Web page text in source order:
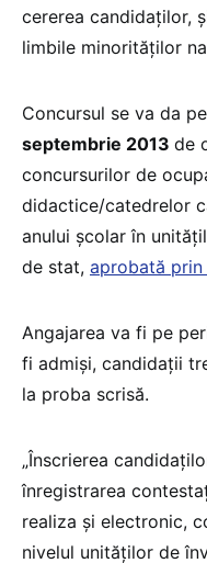
cererea candidaților,
limbile minorităților
Concursul se va da
septembrie 2013 de
concursurilor de
didactice/catedrelor
anului şcolar în
de stat, aprobată prin
Angajarea va fi pe
fi admiși, candidații
la proba scrisă.
„Înscrierea
înregistrarea
realiza și electronic,
nivelul unităților de